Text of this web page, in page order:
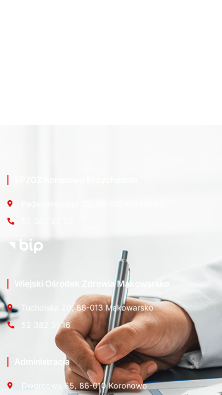
Wiejski Ośrodek Zdrowia Mąkowarsko
Tucholska 20, 86-013 Mąkowarsko
52 382 31 16
Administracja
Dworcowa 55, 86-010 Koronowo